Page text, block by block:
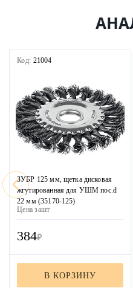
Код: 21004
ЗУБР 125 мм, щетка дисковая
жгутированная для УШМ пос.d
22 мм (35170-125)
Цена зашт
384₽
В КОРЗИНУ